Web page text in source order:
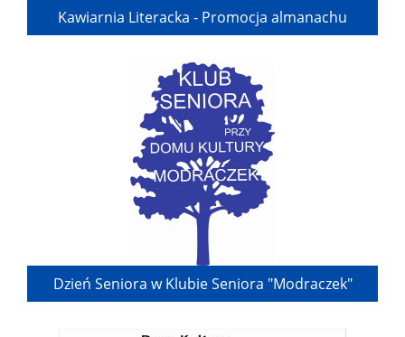
Kawiarnia Literacka - Promocja almanachu
Dzień Seniora w Klubie Seniora "Modraczek"